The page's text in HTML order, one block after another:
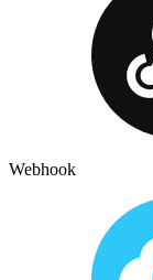
Webhook